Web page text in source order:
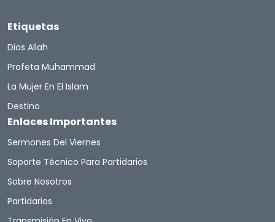
Etiquetas
Dios Allah
Profeta Muhammad
La Mujer En El Islam
Destino
Enlaces Importantes
Sermones Del Viernes
Soporte Técnico Para Partidarios
Sobre Nosotros
Partidarios